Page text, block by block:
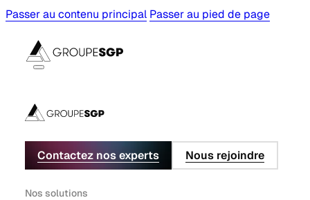
Passer au contenu principal Passer au pied de page
Contactez nos experts Nous rejoindre
Nos solutions